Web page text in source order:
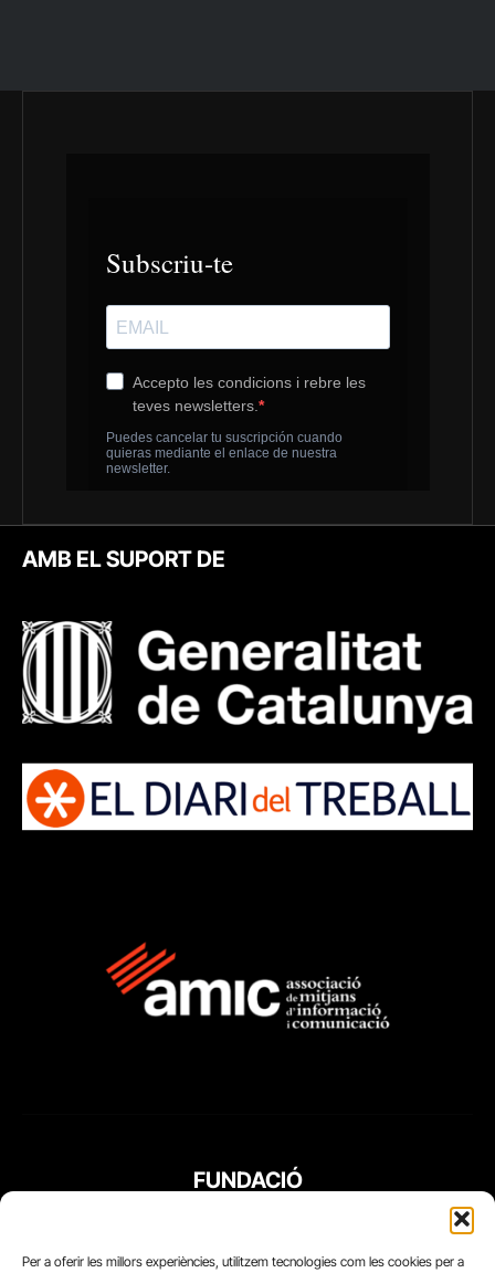
Per a oferir les millors experiències, utilitzem tecnologies com les cookies per a
AMB EL SUPORT DE
FUNDACIÓ